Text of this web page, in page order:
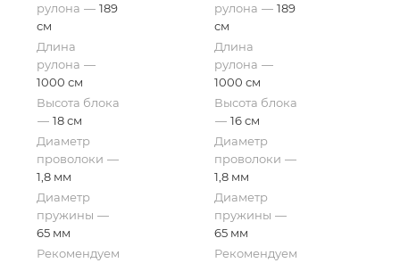
рулона — 189
см
Длина
рулона —
1000 см
Высота блока
— 18 см
Диаметр
проволоки —
1,8 мм
Диаметр
пружины —
65 мм
Рекомендуем
рулона — 189
см
Длина
рулона —
1000 см
Высота блока
— 16 см
Диаметр
проволоки —
1,8 мм
Диаметр
пружины —
65 мм
Рекомендуем